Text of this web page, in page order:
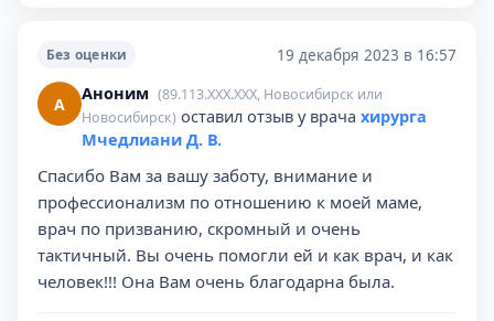
Без оценки 19 декабря 2023 в 16:57
А Аноним (89.113.XXX.XXX, Новосибирск или
Новосибирск) оставил отзыв у врача хирурга
Мчедлиани Д. В.
Спасибо Вам за вашу заботу, внимание и
профессионализм по отношению к моей маме,
врач по призванию, скромный и очень
тактичный. Вы очень помогли ей и как врач, и как
человек!!! Она Вам очень благодарна была.